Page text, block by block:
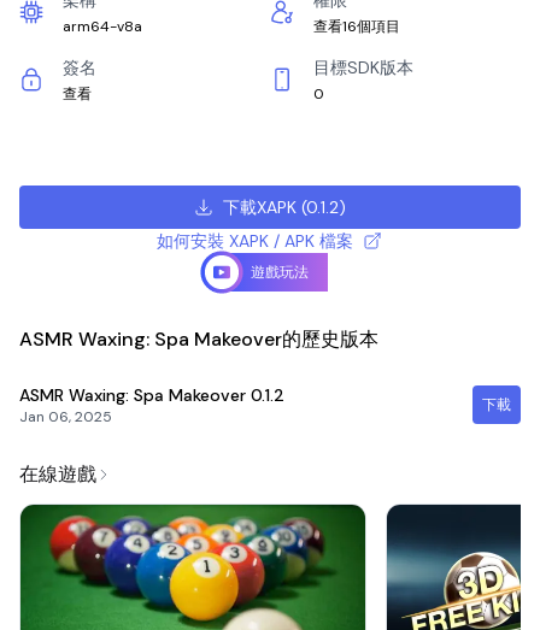
arm64-v8a 查看16個項目
簽名
查看
目標SDK版本
0
下載XAPK(0.1.2)
如何安裝 XAPK / APK 檔案
遊戲玩法
ASMR Waxing: Spa Makeover的歷史版本
ASMR Waxing: Spa Makeover 0.1.2
Jan 06, 2025
下載
在線遊戲